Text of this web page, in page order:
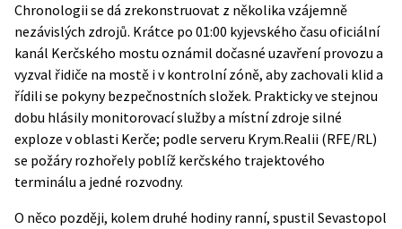
Chronologii se dá zrekonstruovat z několika vzájemně
nezávislých zdrojů. Krátce po 01:00 kyjevského času oficiální
kanál Kerčského mostu oznámil dočasné uzavření provozu a
vyzval řidiče na mostě i v kontrolní zóně, aby zachovali klid a
řídili se pokyny bezpečnostních složek. Prakticky ve stejnou
dobu hlásily monitorovací služby a místní zdroje silné
exploze v oblasti Kerče; podle serveru Krym.Realii (RFE/RL)
se požáry rozhořely poblíž kerčského trajektového
terminálu a jedné rozvodny.
O něco později, kolem druhé hodiny ranní, spustil Sevastopol